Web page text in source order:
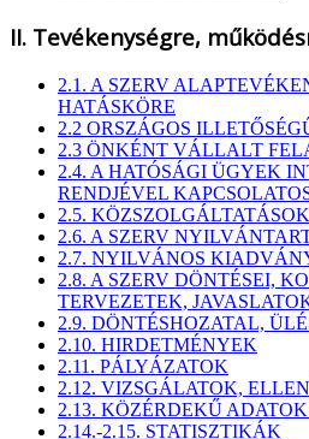
II. Tevékenységre,
2.1. A SZERV
HATÁSKÖRE
2.2 ORSZÁGOS
2.3 ÖNKÉNT VÁLLALT
2.4. A HATÓSÁGI ÜGYEK
RENDJÉVEL
2.5. KÖZSZOLGÁLTATÁSOK
2.6. A SZERV
2.7. NYILVÁNOS
2.8. A SZERV DÖNTÉSEI,
TERVEZETEK,
2.9. DÖNTÉSHOZATAL,
2.10. HIRDETMÉNYEK
2.11. PÁLYÁZATOK
2.12. VIZSGÁLATOK,
2.13. KÖZÉRDEKŰ
2.14.-2.15. STATISZTIKÁK